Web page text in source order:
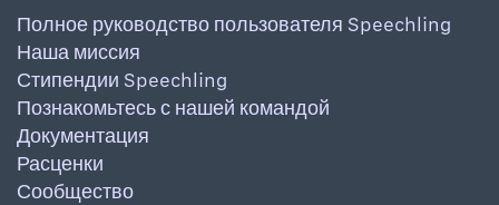
Полное руководство пользователя Speechling
Наша миссия
Стипендии Speechling
Познакомьтесь с нашей командой
Документация
Расценки
Сообщество